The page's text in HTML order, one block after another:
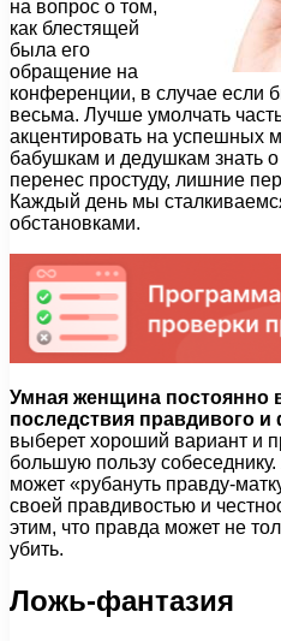
на вопрос о том,
как блестящей
была его
обращение на
конференции, в случае если
весьма. Лучше умолчать
акцентировать на успешных
бабушкам и дедушкам знать о
перенес простуду, лишние
Каждый день мы
обстановками.
Умная женщина постоянно
последствия правдивого
выберет хороший вариант и
большую пользу
может «рубануть правду-
своей правдивостью и
этим, что правда может не
убить.
Ложь-фантазия